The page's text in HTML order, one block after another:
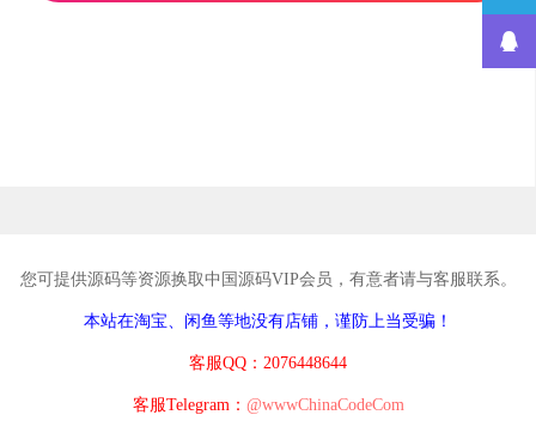
您可提供源码等资源换取中国源码VIP会员，有意者请与客服联系。
本站在淘宝、闲鱼等地没有店铺，谨防上当受骗！
客服QQ：2076448644
客服Telegram： @wwwChinaCodeCom